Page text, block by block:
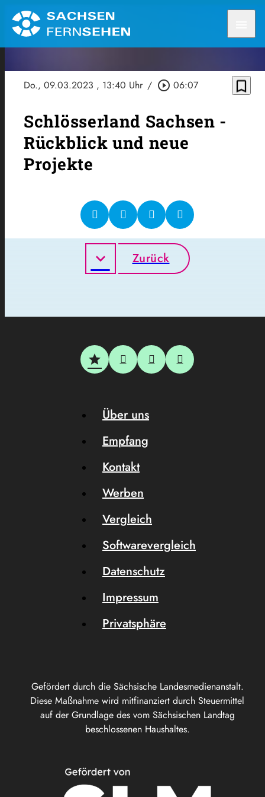
Do., 09.03.2023 , 13:40 Uhr / play_circle_outline 06:07 bookmark_border
Schlösserland Sachsen -
Rückblick und neue
Projekte
Zurück
Gefördert durch die Sächsische Landesmedienanstalt.
Diese Maßnahme wird mitfinanziert durch Steuermittel
auf der Grundlage des vom Sächsischen Landtag
beschlossenen Haushaltes.
Über uns
Empfang
Kontakt
Werben
Vergleich
Softwarevergleich
Datenschutz
Impressum
Privatsphäre